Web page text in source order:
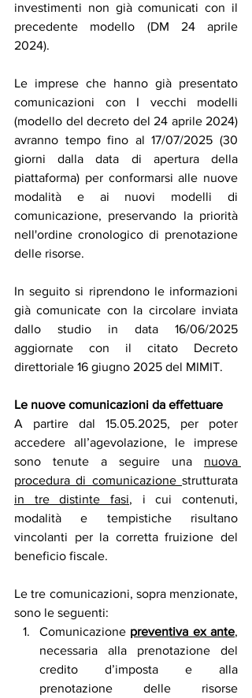
investimenti non già comunicati con il
precedente modello (DM 24 aprile
2024).
Le imprese che hanno già presentato
comunicazioni con I vecchi modelli
(modello del decreto del 24 aprile 2024)
avranno tempo fino al 17/07/2025 (30
giorni dalla data di apertura della
piattaforma) per conformarsi alle nuove
modalità e ai nuovi modelli di
comunicazione, preservando la priorità
nell'ordine cronologico di prenotazione
delle risorse.
In seguito si riprendono le informazioni
già comunicate con la circolare inviata
dallo studio in data 16/06/2025
aggiornate con il citato Decreto
direttoriale 16 giugno 2025 del MIMIT.
Le nuove comunicazioni da effettuare
A partire dal 15.05.2025, per poter
accedere all’agevolazione, le imprese
sono tenute a seguire una nuova
procedura di comunicazione
in tre distinte fasi, i cui contenuti,
modalità e tempistiche risultano
vincolanti per la corretta fruizione del
beneficio fiscale.
Le tre comunicazioni, sopra menzionate,
sono le seguenti:
Comunicazione preventiva ex ante,
necessaria alla prenotazione del
credito d’imposta e alla
prenotazione delle risorse